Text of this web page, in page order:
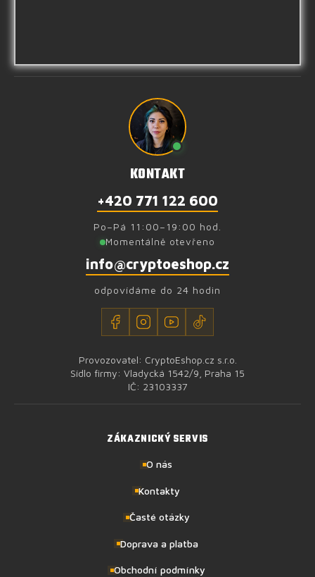
KONTAKT
+420 771 122 600
Po–Pá 11:00–19:00 hod.
Momentálně otevřeno
info@cryptoeshop.cz
odpovídáme do 24 hodin
Provozovatel: CryptoEshop.cz s.r.o.
Sídlo firmy: Vladycká 1542/9, Praha 15
IČ: 23103337
ZÁKAZNICKÝ SERVIS
O nás
Kontakty
Časté otázky
Doprava a platba
Obchodní podmínky